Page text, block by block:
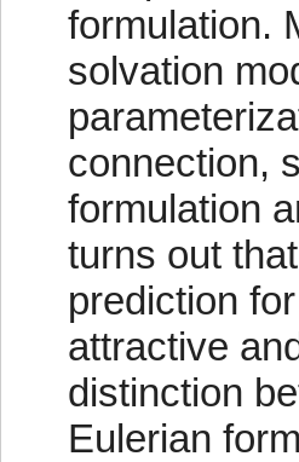
formulation.
solvation
connection,
formulation
turns out
prediction
attractive
distinction
Eulerian